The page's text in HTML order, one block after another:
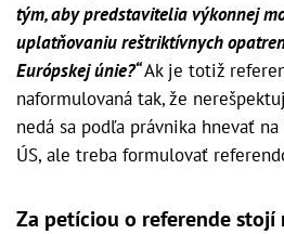
tým, aby predstavitelia výkonnej
uplatňovaniu reštriktívnych
Európskej únie?“Ak je totiž
naformulovaná tak, že
nedá sa podľa právnika hnevať
ÚS, ale treba formulovať
Za petíciou o referende